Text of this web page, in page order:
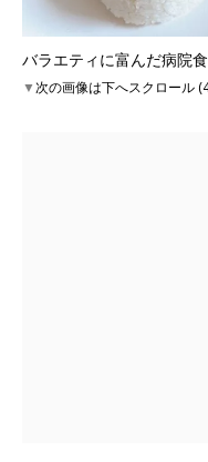
バラエティに富んだ病院
▼次の画像は下へスクロール